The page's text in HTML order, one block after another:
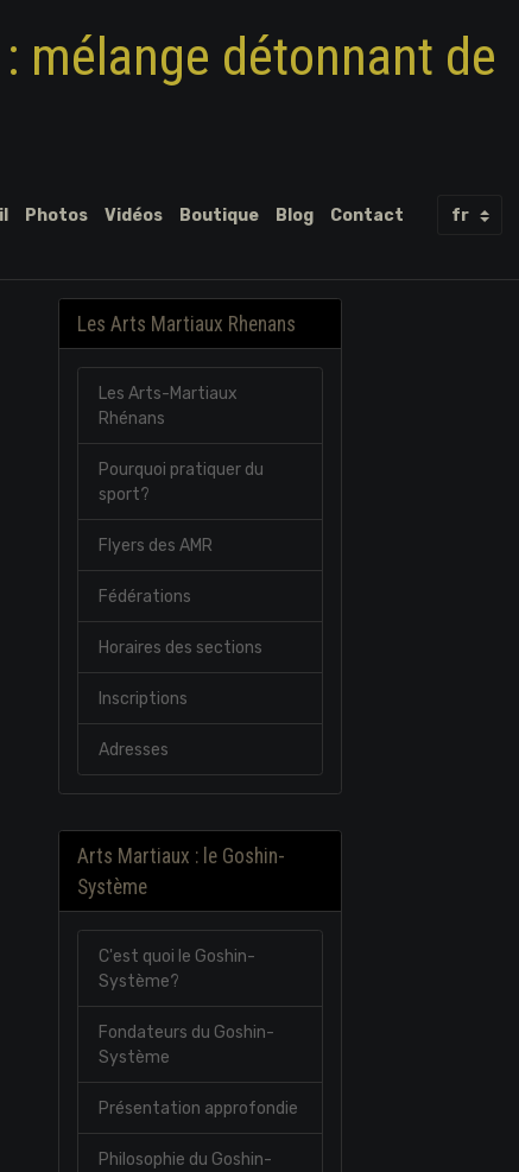
mélange détonnant de
Photos Vidéos Boutique Blog Contact
Les Arts Martiaux Rhenans
Les Arts-Martiaux
Rhénans
Pourquoi pratiquer du
sport?
Flyers des AMR
Fédérations
Horaires des sections
Inscriptions
Adresses
Arts Martiaux : le Goshin-
Système
C'est quoi le Goshin-
Système?
Fondateurs du Goshin-
Système
Présentation approfondie
Philosophie du Goshin-